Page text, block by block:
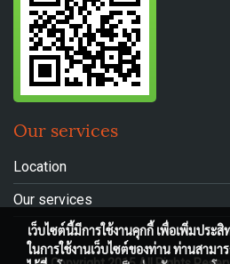
Our services
Location
Our services
เว็บไซต์นี้มีการใช้งานคุกกี้ เพื่อเพิ่มปร
ในการใช้งานเว็บไซต์ของท่าน ท่านสามา